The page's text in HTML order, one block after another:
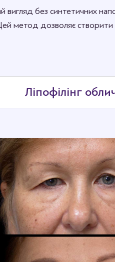
без синтетичних
метод дозволяє створити
Ліпофілінг